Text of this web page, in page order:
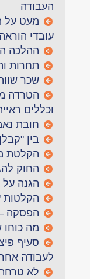
העבודה
מעט על
עובדי הוראה
ההלכה
תחרות
שכר
הטרדה
וכללים
חובת
בין
הקלטת
החוק
הגנה על
הקלטות
הפסקה –
מה
סעיף
לעבודה
לא